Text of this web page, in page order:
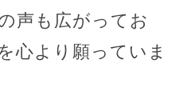
声も広がってお
心より願っていま